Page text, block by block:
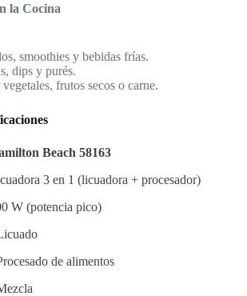
la Cocina
smoothies y bebidas frías.
dips y purés.
frutos secos o carne.
Beach 58163
3 en 1 (licuadora + procesador)
W (potencia pico)
de alimentos